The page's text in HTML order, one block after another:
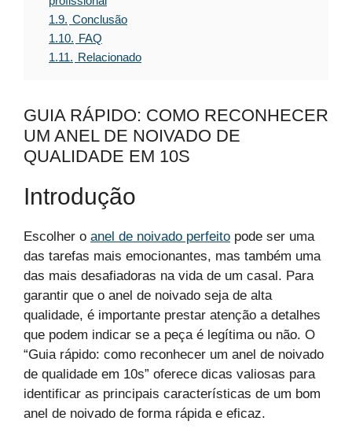
1.9. Conclusão
1.10. FAQ
1.11. Relacionado
GUIA RÁPIDO: COMO RECONHECER
UM ANEL DE NOIVADO DE
QUALIDADE EM 10S
Introdução
Escolher o anel de noivado perfeito pode ser uma
das tarefas mais emocionantes, mas também uma
das mais desafiadoras na vida de um casal. Para
garantir que o anel de noivado seja de alta
qualidade, é importante prestar atenção a detalhes
que podem indicar se a peça é legítima ou não. O
“Guia rápido: como reconhecer um anel de noivado
de qualidade em 10s” oferece dicas valiosas para
identificar as principais características de um bom
anel de noivado de forma rápida e eficaz.